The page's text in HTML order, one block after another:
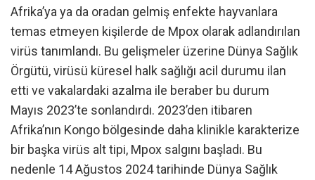
Afrika’ya ya da oradan gelmiş enfekte hayvanlara
temas etmeyen kişilerde de Mpox olarak adlandırılan
virüs tanımlandı. Bu gelişmeler üzerine Dünya Sağlık
Örgütü, virüsü küresel halk sağlığı acil durumu ilan
etti ve vakalardaki azalma ile beraber bu durum
Mayıs 2023’te sonlandırdı. 2023’den itibaren
Afrika’nın Kongo bölgesinde daha klinikle karakterize
bir başka virüs alt tipi, Mpox salgını başladı. Bu
nedenle 14 Ağustos 2024 tarihinde Dünya Sağlık